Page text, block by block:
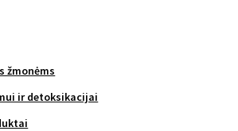
žmonėms
ir detoksikacijai